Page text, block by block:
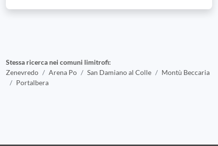
Stessa ricerca nei comuni limitrofi:
Zenevredo
Arena Po San Damiano al Colle
Montù Beccaria
Portalbera